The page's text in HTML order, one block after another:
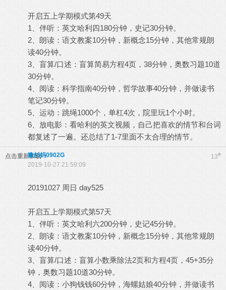
开启五上学期模式第49天
1、伴听：英文哈利四180分钟，史记30分钟。
2、朗读：语文教案10分钟，新概念15分钟，其他常规朗
读40分钟。
3、盲算/口述：盲算简易方程4页，38分钟，奥数习题10道
30分钟。
4、阅读：科学指南40分钟，哲学故事40分钟，并做读书
笔记30分钟。
5、运动：跳绳1000个，单杠4次，院里玩1个小时。
6、放电影：看哈利的英文视频，自己把喜欢的情节和台词
都复述了一遍。还总结了1-7里面不太合理的情节。
点击重新加载 13#
豫杉妈0902G
2019-10-27 21:59:09
20191027 周日 day525
开启五上学期模式第57天
1、伴听：英文哈利六200分钟，史记45分钟。
2、朗读：语文教案10分钟，新概念15分钟，其他常规朗
读40分钟。
3、盲算/口述：盲算小数乘除法2页和方程4页，45+35分
钟，奥数习题10道30分钟。
4、阅读：小狗钱钱60分钟，海螺姑娘40分钟，并做读书